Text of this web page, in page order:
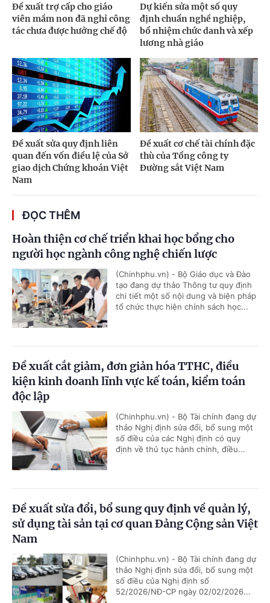
Đề xuất trợ cấp cho giáo
viên mầm non đã nghỉ công
tác chưa được hưởng chế độ
Dự kiến sửa một số quy
định chuẩn nghề nghiệp,
bổ nhiệm chức danh và xếp
lương nhà giáo
Đề xuất sửa quy định liên
quan đến vốn điều lệ của Sở
giao dịch Chứng khoán Việt
Nam
Đề xuất cơ chế tài chính đặc
thù của Tổng công ty
Đường sắt Việt Nam
ĐỌC THÊM
Hoàn thiện cơ chế triển khai học bổng cho
người học ngành công nghệ chiến lược
(Chinhphu.vn) - Bộ Giáo dục và Đào
tạo đang dự thảo Thông tư quy định
chi tiết một số nội dung và biện pháp
tổ chức thực hiện chính sách học...
Đề xuất cắt giảm, đơn giản hóa TTHC, điều
kiện kinh doanh lĩnh vực kế toán, kiểm toán
độc lập
(Chinhphu.vn) - Bộ Tài chính đang dự
thảo Nghị định sửa đổi, bổ sung một
số điều của các Nghị định có quy
định về thủ tục hành chính, điều...
Đề xuất sửa đổi, bổ sung quy định về quản lý,
sử dụng tài sản tại cơ quan Đảng Cộng sản Việt
Nam
(Chinhphu.vn) - Bộ Tài chính đang dự
thảo Nghị định sửa đổi, bổ sung một
số điều của Nghị định số
52/2026/NĐ-CP ngày 02/02/2026...